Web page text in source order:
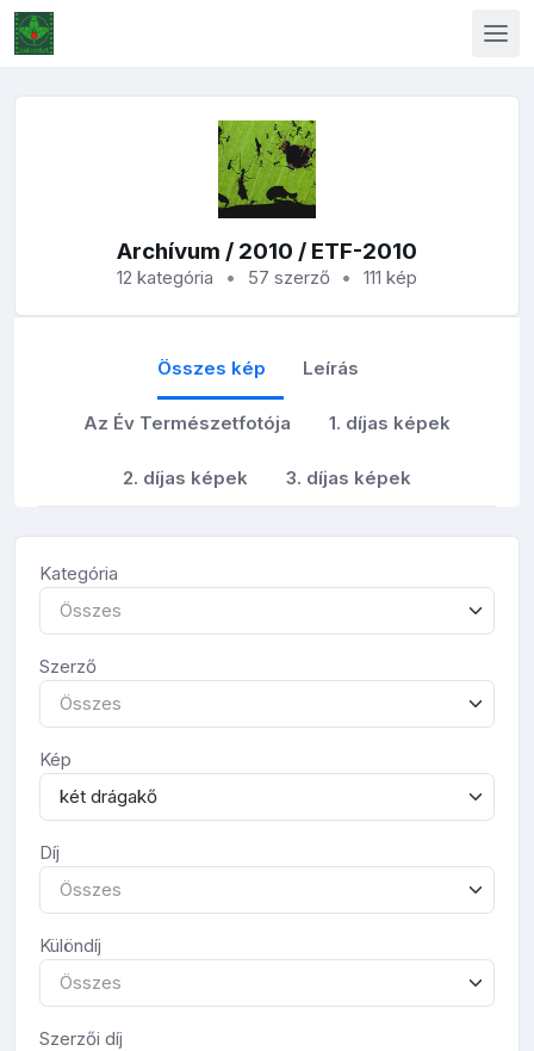
Archívum / 2010 / ETF-2010
12 kategória 57 szerző 111 kép
Összes kép Leírás
Az Év Természetfotója 1. díjas képek
2. díjas képek 3. díjas képek
Kategória
Összes
Szerző
Összes
Kép
két drágakő
Díj
Összes
Különdíj
Összes
Szerzői díj